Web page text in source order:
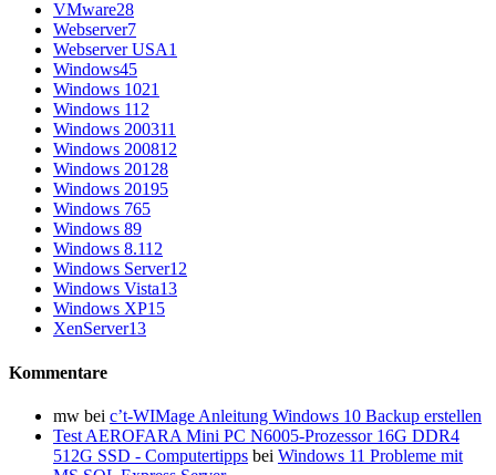
VMware28
Webserver7
Webserver USA1
Windows45
Windows 1021
Windows 112
Windows 200311
Windows 200812
Windows 20128
Windows 20195
Windows 765
Windows 89
Windows 8.112
Windows Server12
Windows Vista13
Windows XP15
XenServer13
Kommentare
mw bei c’t-WIMage Anleitung Windows 10 Backup erstellen
Test AEROFARA Mini PC N6005-Prozessor 16G DDR4
512G SSD - Computertipps bei Windows 11 Probleme mit